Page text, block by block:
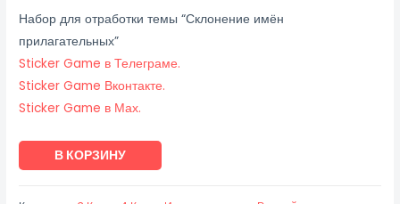
Набор для отработки темы “Склонение имён
прилагательных”
Sticker Game в Телеграме.
Sticker Game Вконтакте.
Sticker Game в Мах.
Количество
товара
В КОРЗИНУ